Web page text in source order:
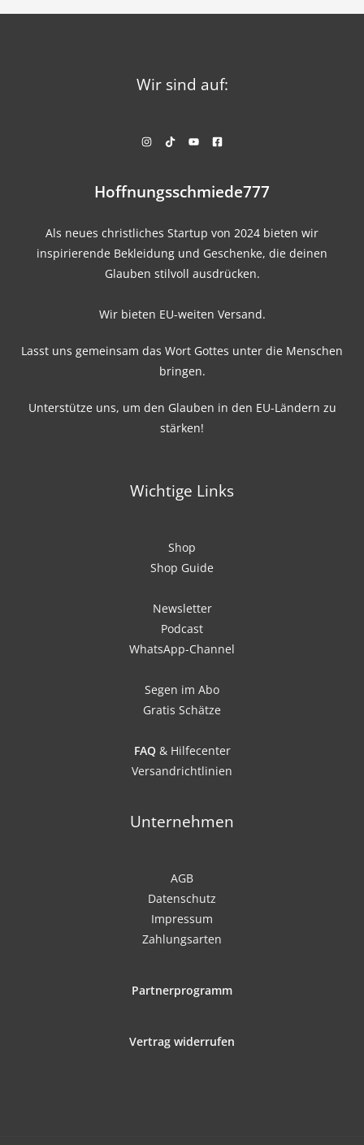
Wir sind auf:
Hoffnungsschmiede777
Als neues christliches Startup von 2024 bieten wir
inspirierende Bekleidung und Geschenke, die deinen
Glauben stilvoll ausdrücken.
Wir bieten EU-weiten Versand.
Lasst uns gemeinsam das Wort Gottes unter die Menschen
bringen.
Unterstütze uns, um den Glauben in den EU-Ländern zu
stärken!
Wichtige Links
Shop
Shop Guide
Newsletter
Podcast
WhatsApp-Channel
Segen im Abo
Gratis Schätze
FAQ& Hilfecenter
Versandrichtlinien
Unternehmen
AGB
Datenschutz
Impressum
Zahlungsarten
Partnerprogramm
Vertrag widerrufen